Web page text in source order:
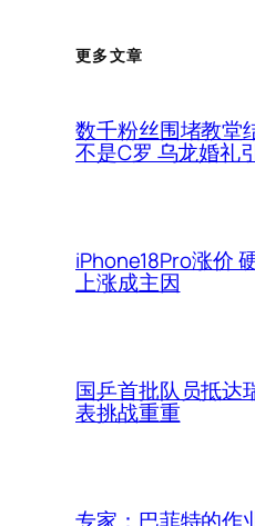
更多文章
数千粉丝围堵教堂
不是C罗 乌龙婚礼
iPhone18Pro涨价
上涨成主因
国乒首批队员抵达
表挑战重重